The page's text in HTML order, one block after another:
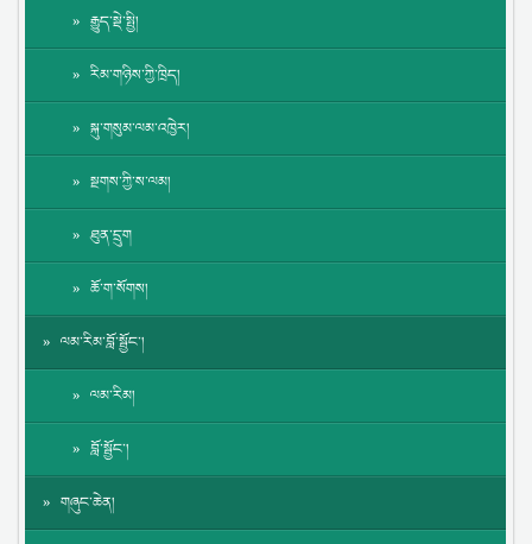
རྒྱུད་སྡེ་སྤྱི།
རིམ་གཉིས་ཀྱི་ཁྲིད།
སྐུ་གསུམ་ལམ་འཁྱེར།
སྔགས་ཀྱི་ས་ལམ།
ཐུན་དྲུག
ཆོ་ག་སོགས།
ལམ་རིམ་བློ་སྦྱོང་།
ལམ་རིམ།
བློ་སྦྱོང་།
གཞུང་ཆེན།